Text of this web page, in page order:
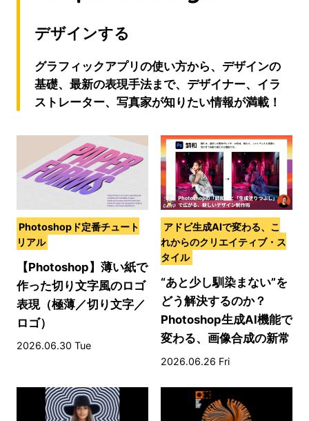
デザインする
グラフィックアプリの使い方から、デザインの
基礎、最新の表現手法まで、デザイナー、イラ
ストレーター、写真家が知りたい情報が満載！
Photoshopド定番チュート
リアル
【Photoshop】薄い紙で
作った切り文字風のロゴ
表現（極薄／切り文字／
ロゴ）
2026.06.30 Tue
アドビ生成AIで変わる、こ
れからのクリエイティブ・ス
タイル
“あと少し馴染まない”を
どう解決するのか？
Photoshop生成AI機能で
変わる、画像合成の新常
識
2026.06.26 Fri